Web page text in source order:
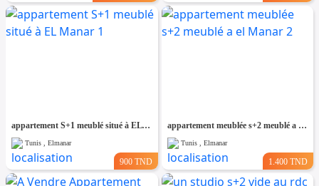
appartement S+1 meublé situé à EL Manar 1
Tunis , Elmanar
900 TND
appartement meublée s+2 meublé a el Manar 2
Tunis , Elmanar
1.400 TND